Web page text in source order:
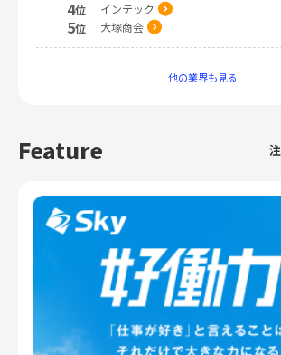
4位 インテック
5位 大塚商会
他の業界も見る
Feature